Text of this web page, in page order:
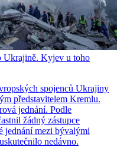
Ukrajině. Kyjev u toho
spojenců Ukrajiny
představitelem Kremlu.
jednání. Podle
žádný zástupce
jednání mezi bývalými
nedávno.